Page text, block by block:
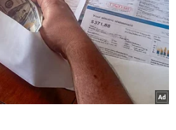
#cửa hàng xăng dầu